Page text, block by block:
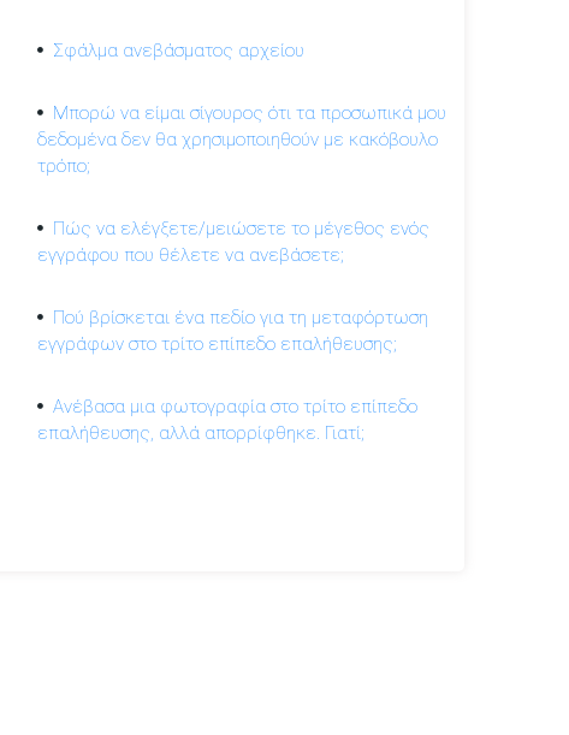
Σφάλμα ανεβάσματος αρχείου
Μπορώ να είμαι σίγουρος ότι τα προσωπικά μου
δεδομένα δεν θα χρησιμοποιηθούν με κακόβουλο
τρόπο;
Πώς να ελέγξετε/μειώσετε το μέγεθος ενός
εγγράφου που θέλετε να ανεβάσετε;
Πού βρίσκεται ένα πεδίο για τη μεταφόρτωση
εγγράφων στο τρίτο επίπεδο επαλήθευσης;
Ανέβασα μια φωτογραφία στο τρίτο επίπεδο
επαλήθευσης, αλλά απορρίφθηκε. Γιατί;